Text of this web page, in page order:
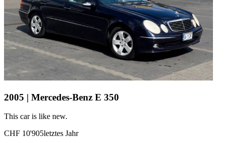
2005 | Mercedes-Benz E 350
This car is like new.
CHF 10'905letztes Jahr